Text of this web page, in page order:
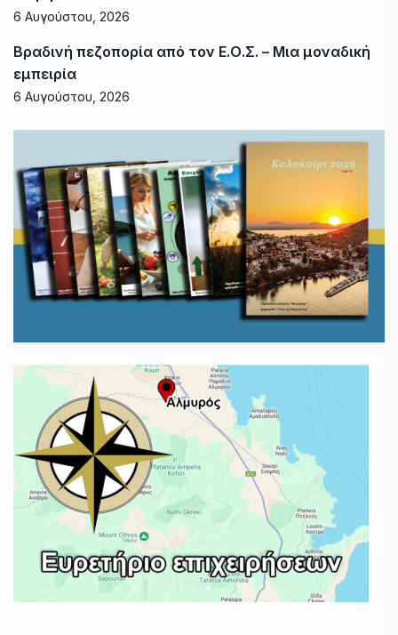
6 Αυγούστου, 2026
Βραδινή πεζοπορία από τον Ε.Ο.Σ. – Μια μοναδική
εμπειρία
6 Αυγούστου, 2026